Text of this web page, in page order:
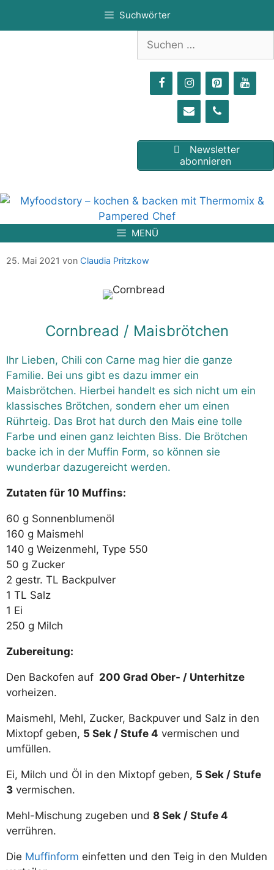
Suchwörter
Suchen
nach:
Newsletter
abonnieren
MENÜ
Cornbread / Maisbrötchen
25. Mai 2021 von Claudia Pritzkow
Cornbread / Maisbrötchen
Ihr Lieben, Chili con Carne mag hier die ganze
Familie. Bei uns gibt es dazu immer ein
Maisbrötchen. Hierbei handelt es sich nicht um ein
klassisches Brötchen, sondern eher um einen
Rührteig. Das Brot hat durch den Mais eine tolle
Farbe und einen ganz leichten Biss. Die Brötchen
backe ich in der Muffin Form, so können sie
wunderbar dazugereicht werden.
Zutaten für 10 Muffins:
60 g Sonnenblumenöl
160 g Maismehl
140 g Weizenmehl, Type 550
50 g Zucker
2 gestr. TL Backpulver
1 TL Salz
1 Ei
250 g Milch
Zubereitung:
Den Backofen auf 200 Grad Ober- / Unterhitze
vorheizen.
Maismehl, Mehl, Zucker, Backpuver und Salz in den
Mixtopf geben, 5 Sek / Stufe 4 vermischen und
umfüllen.
Ei, Milch und Öl in den Mixtopf geben, 5 Sek / Stufe
3 vermischen.
Mehl-Mischung zugeben und 8 Sek / Stufe 4
verrühren.
Die Muffinform einfetten und den Teig in den Mulden